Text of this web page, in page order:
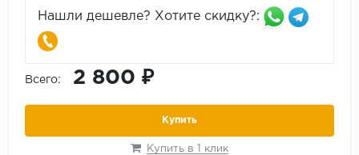
Нашли дешевле? Хотите скидку?:
Всего: 2 800 ₽
Купить
Купить в 1 клик